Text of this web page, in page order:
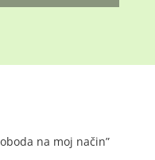
na moj način”